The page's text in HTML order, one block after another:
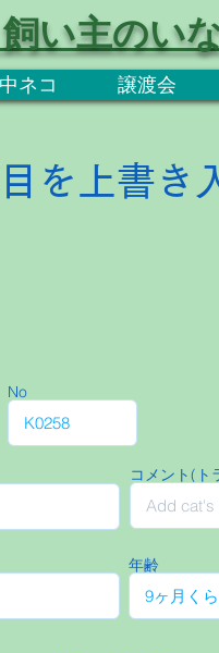
ネコ 譲渡会
い主のい
を上書き
No
コメント(ト
年齢